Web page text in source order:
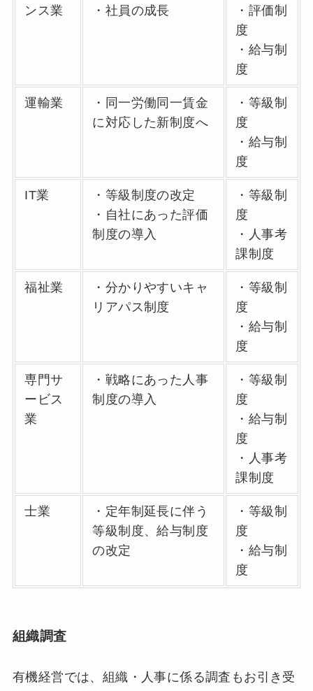
ンス業
・社員の成長
・評価制
度
・給与制
度
運輸業
・同一労働同一賃金
に対応した新制度へ
・等級制
度
・給与制
度
IT業
・等級制度の改定
・自社にあった評価
制度の導入
・等級制
度
・人事考
課制度
福祉業
・分かりやすいキャ
リアパス制度
・等級制
度
・給与制
度
専門サ
ービス
業
・戦略にあった人事
制度の導入
・等級制
度
・給与制
度
・人事考
課制度
士業
・定年制延長に伴う
等級制度、給与制度
の改定
・等級制
度
・給与制
度
組織調査
有機経営では、組織・人事に係る調査もお引き受